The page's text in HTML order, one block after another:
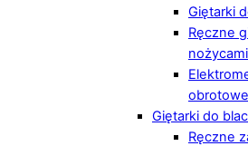
Giętarki
Ręczne
obrotowe
Giętarki do
Ręczne